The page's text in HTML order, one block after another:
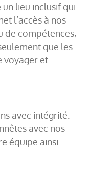
lieu inclusif qui
l’accès à nos
de compétences,
que les
voyager et
avec intégrité.
avec nos
équipe ainsi